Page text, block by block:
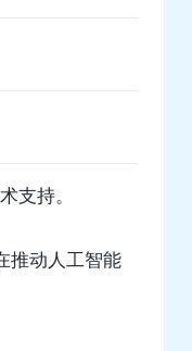
支持。
推动人工智能